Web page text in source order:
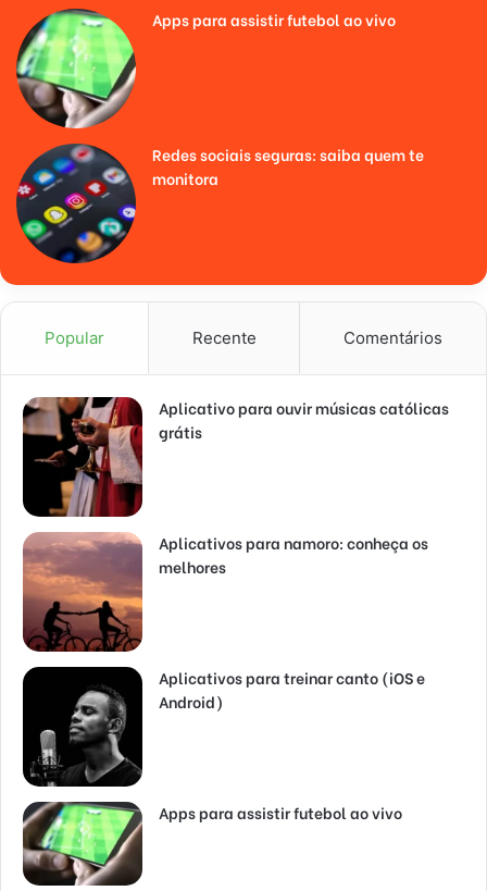
Apps para assistir futebol ao vivo
Redes sociais seguras: saiba quem te
monitora
Popular Recente Comentários
Aplicativo para ouvir músicas católicas
grátis
Aplicativos para namoro: conheça os
melhores
Aplicativos para treinar canto (iOS e
Android)
Apps para assistir futebol ao vivo